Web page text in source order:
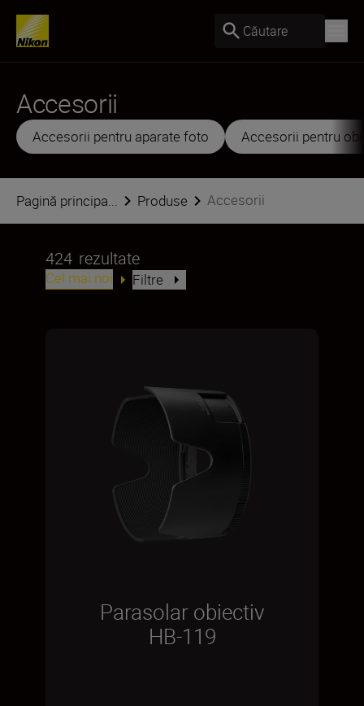
Căutare
Accesorii
Accesorii pentru aparate foto Accesorii pentru
Pagină principa... Produse Accesorii
424 rezultate
Cel mai noi Filtre
Parasolar obiectiv
HB-119